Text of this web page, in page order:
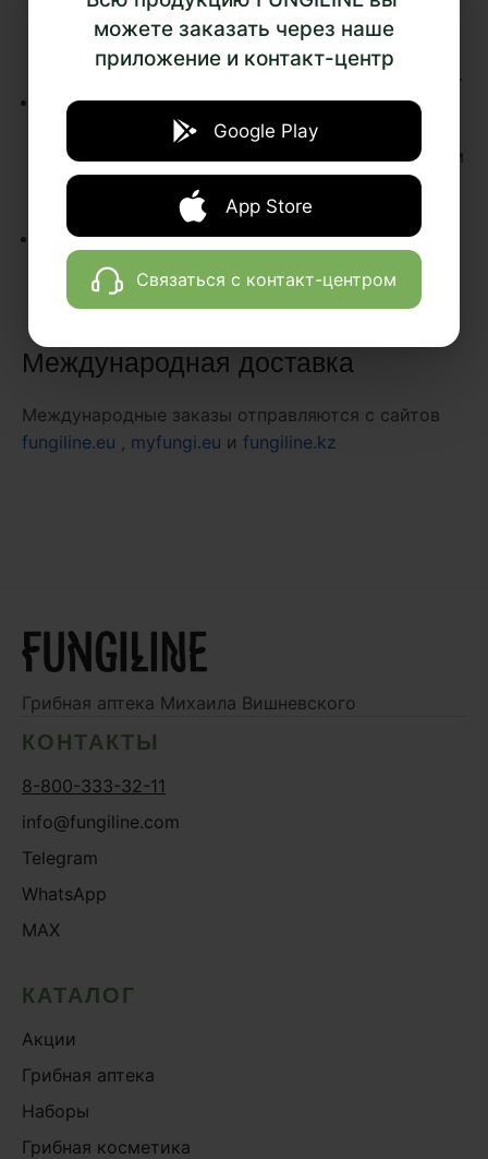
можете заказать через наше
приложение и контакт-центр
Google Play
App Store
Связаться с контакт-центром
качества невозможна по причине его
отсутствия, покупатель вправе потребовать
возврата уплаченной за товар денежной суммы.
Fungiline обязан вернуть денежную сумму,
уплаченную покупателем за товар
ненадлежащего качества, в срок не позднее чем
через 10 (десять) дней с даты предъявления
Покупателем соответствующего требования.
При возврате товара ненадлежащего качества,
все спорные вопросы решаются согласно
законодательству Российской Федерации.
Международная доставка
Международные заказы отправляются с сайтов
fungiline.eu , myfungi.eu и fungiline.kz
Грибная аптека Михаила Вишневского
КОНТАКТЫ
8-800-333-32-11
info@fungiline.com
Telegram
WhatsApp
MAX
КАТАЛОГ
Акции
Грибная аптека
Наборы
Грибная косметика